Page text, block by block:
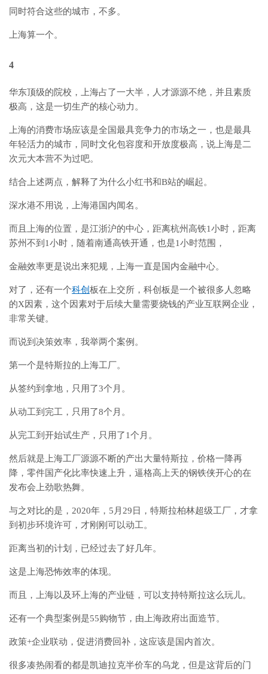
同时符合这些的城市，不多。
上海算一个。
4
华东顶级的院校，上海占了一大半，人才源源不绝，并且素质
极高，这是一切生产的核心动力。
上海的消费市场应该是全国最具竞争力的市场之一，也是最具
年轻活力的城市，同时文化包容度和开放度极高，说上海是二
次元大本营不为过吧。
结合上述两点，解释了为什么小红书和B站的崛起。
深水港不用说，上海港国内闻名。
而且上海的位置，是江浙沪的中心，距离杭州高铁1小时，距离
苏州不到1小时，随着南通高铁开通，也是1小时范围，
金融效率更是说出来犯规，上海一直是国内金融中心。
对了，还有一个科创 板在上交所，科创板是一个被很多人忽略
的X因素，这个因素对于后续大量需要烧钱的产业互联网企业，
非常关键。
而说到决策效率，我举两个案例。
第一个是特斯拉的上海工厂。
从签约到拿地，只用了3个月。
从动工到完工，只用了8个月。
从完工到开始试生产，只用了1个月。
然后就是上海工厂源源不断的产出大量特斯拉，价格一降再
降，零件国产化比率快速上升，逼格高上天的钢铁侠开心的在
发布会上劲歌热舞。
与之对比的是，2020年，5月29日，特斯拉柏林超级工厂，才拿
到初步环境许可，才刚刚可以动工。
距离当初的计划，已经过去了好几年。
这是上海恐怖效率的体现。
而且，上海以及环上海的产业链，可以支持特斯拉这么玩儿。
还有一个典型案例是55购物节，由上海政府出面造节。
政策+企业联动，促进消费回补，这应该是国内首次。
很多凑热闹看的都是凯迪拉克半价车的乌龙，但是这背后的门